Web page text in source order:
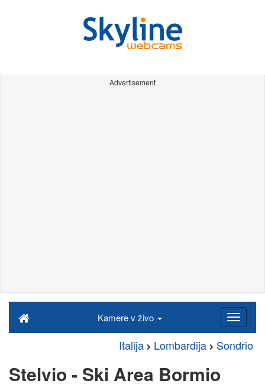
Advertisement
Kamere v živo
Italija Lombardija Sondrio
Stelvio - Ski Area Bormio